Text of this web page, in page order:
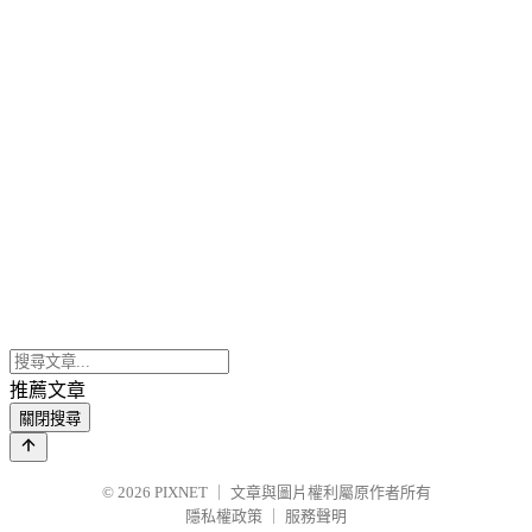
推薦文章
關閉搜尋
© 2026 PIXNET
文章與圖片權利屬原作者所有
隱私權政策
服務聲明